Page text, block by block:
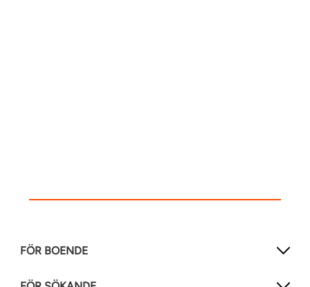
FÖR BOENDE